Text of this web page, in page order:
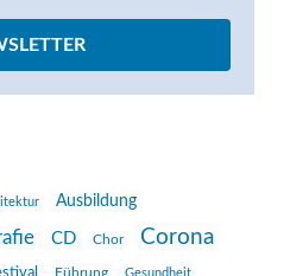
Ausbildung
CD Chor Corona
Führung Gesundheit